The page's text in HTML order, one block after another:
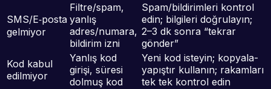
SMS/E‑posta
gelmiyor
Filtre/spam,
yanlış
adres/numara,
bildirim izni
Spam/bildirimleri kontrol
edin; bilgileri doğrulayın;
2–3 dk sonra “tekrar
gönder”
Kod kabul
edilmiyor
Yanlış kod
girişi, süresi
dolmuş kod
Yeni kod isteyin; kopyala-
yapıştır kullanın; rakamları
tek tek kontrol edin